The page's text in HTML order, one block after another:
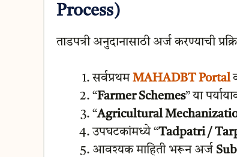
Process)
ताडपत्री अनुदानासाठी अर्ज करण्याची
सर्वप्रथम MAHADBT Portal
“Farmer Schemes” या
“Agricultural
उपघटकांमध्ये “Tadpatri /
आवश्यक माहिती भरून अर्ज